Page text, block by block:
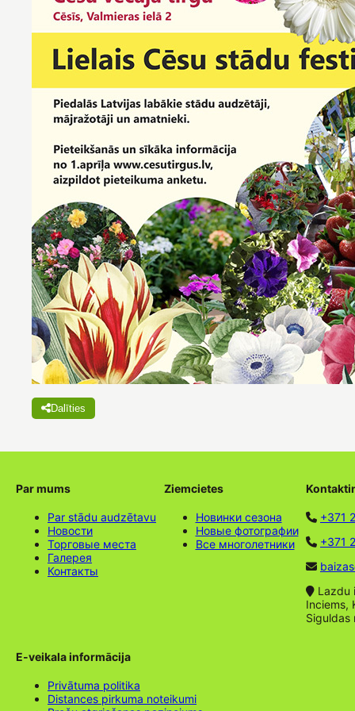
Dalīties
Par mums
Par stādu audzētavu
Новости
Торговые места
Галерея
Контакты
Ziemcietes
Новинки сезона
Новые фотографии
Все многолетники
+371
+371
Lazdu
Inciems,
Siguldas
E-veikala informācija
Privātuma politika
Distances pirkuma noteikumi